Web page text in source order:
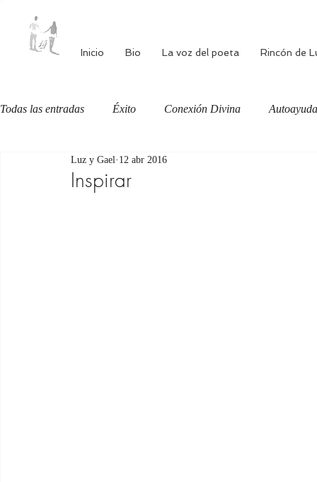
Inicio Bio La voz del poeta Rincón de
Todas las entradas Éxito Conexión Divina Autoayuda
Autoestima Alimentación consciente
Inspirar
Luz y Gael 12 abr 2016